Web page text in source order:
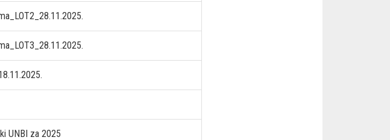
UNBI za 2025